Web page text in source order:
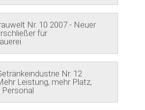
Nr. 10 2007 - Neuer
für
Nr. 12
Leistung, mehr Platz,